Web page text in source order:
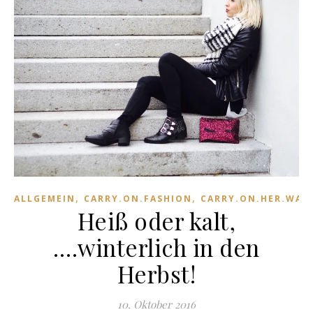
ALLGEMEIN , CARRY.ON.FASHION ,
Heiß oder kalt,
….winterlich in den
Herbst!
10. Oktober 2016